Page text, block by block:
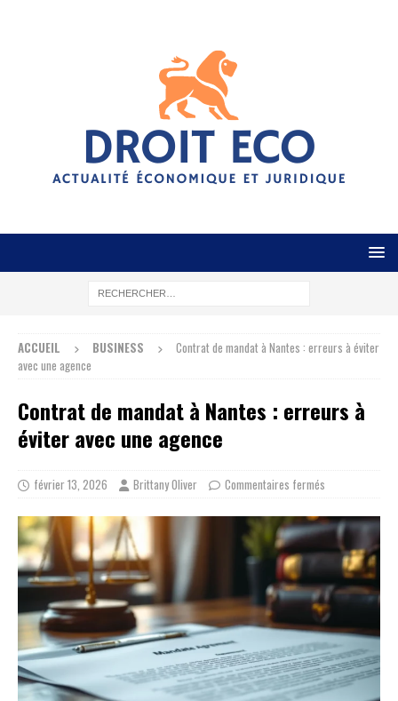
ACCUEIL BUSINESS
Contrat de mandat à Nantes : erreurs à éviter
avec une agence
Contrat de mandat à Nantes : erreurs à
éviter avec une agence
février 13, 2026 Brittany Oliver Commentaires fermés